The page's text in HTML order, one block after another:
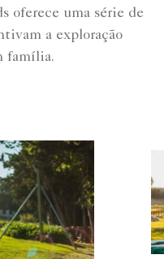
oferece uma série de
a exploração
família.